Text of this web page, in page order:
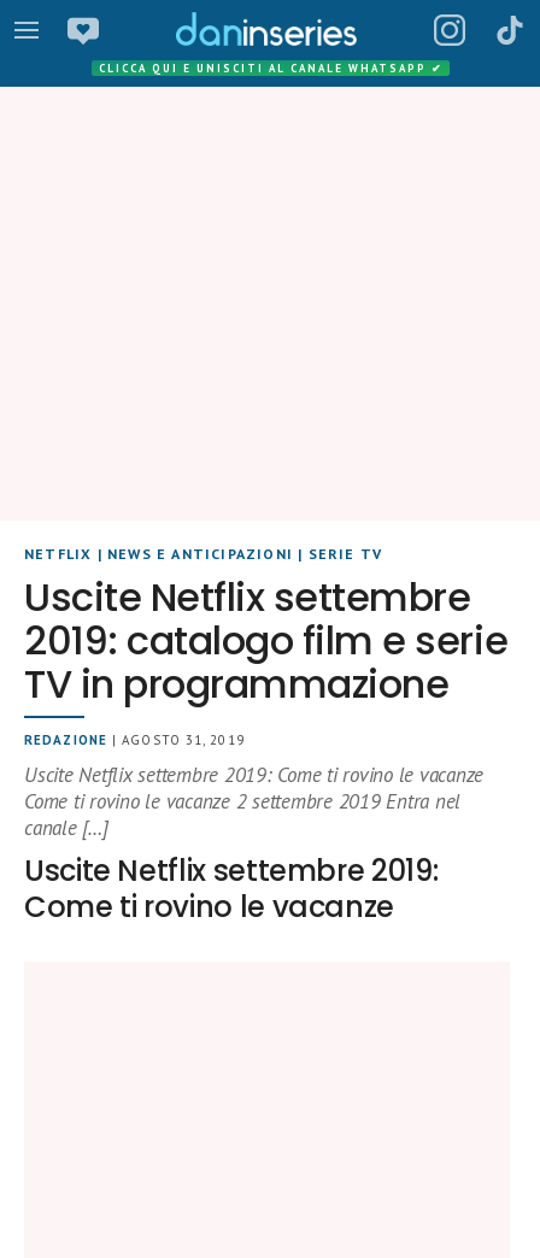
CLICCA QUI E UNISCITI AL CANALE WHATSAPP ✔
NETFLIX | NEWS E ANTICIPAZIONI | SERIE TV
Uscite Netflix settembre
2019: catalogo film e serie
TV in programmazione
REDAZIONE | AGOSTO 31, 2019
Uscite Netflix settembre 2019: Come ti rovino le vacanze
Come ti rovino le vacanze 2 settembre 2019 Entra nel
canale […]
Uscite Netflix settembre 2019:
Come ti rovino le vacanze